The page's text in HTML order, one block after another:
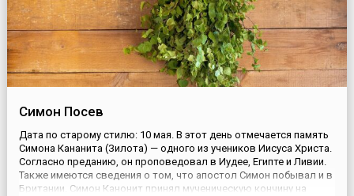
Симон Посев
Дата по старому стилю: 10 мая. В этот день отмечается память
Симона Кананита (Зилота) — одного из учеников Иисуса Христа.
Согласно преданию, он проповедовал в Иудее, Египте и Ливии.
Также имеются сведения о том, что апостол Симон побывал и в
Британии. Симон Канонит принял мученическую кончину на